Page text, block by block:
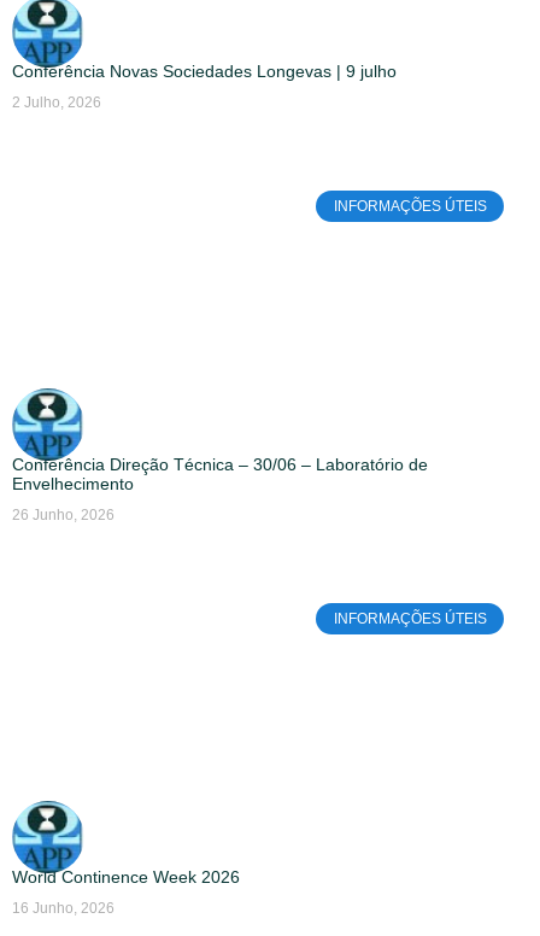
Conferência Novas Sociedades Longevas | 9 julho
2 Julho, 2026
INFORMAÇÕES ÚTEIS
Conferência Direção Técnica – 30/06 – Laboratório de
Envelhecimento
26 Junho, 2026
INFORMAÇÕES ÚTEIS
World Continence Week 2026
16 Junho, 2026